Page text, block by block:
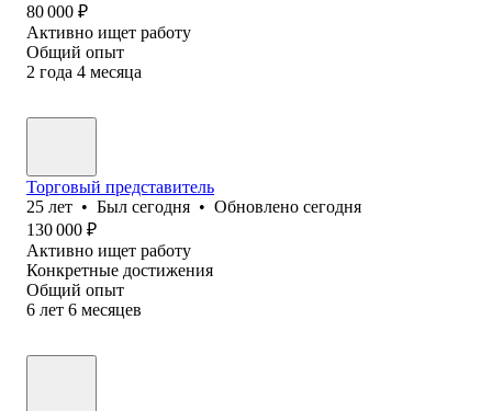
80 000 ₽
Активно ищет работу
Общий опыт
2 года 4 месяца
Торговый представитель
25 лет • Был сегодня • Обновлено сегодня
130 000 ₽
Активно ищет работу
Конкретные достижения
Общий опыт
6 лет 6 месяцев